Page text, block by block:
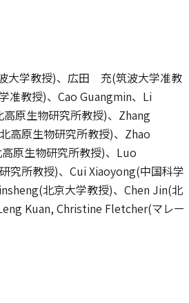
大学教授)、広田 充(筑波大学准教
教授)、Cao Guangmin、Li
原生物研究所教授)、Zhang
高原生物研究所教授)、Zhao
原生物研究所教授)、Luo
究所教授)、Cui Xiaoyong(中国科学
北京大学教授)、Chen Jin(北
Kuan, Christine Fletcher(マレー